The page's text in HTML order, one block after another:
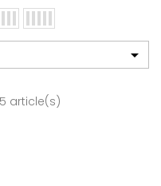

article(s)